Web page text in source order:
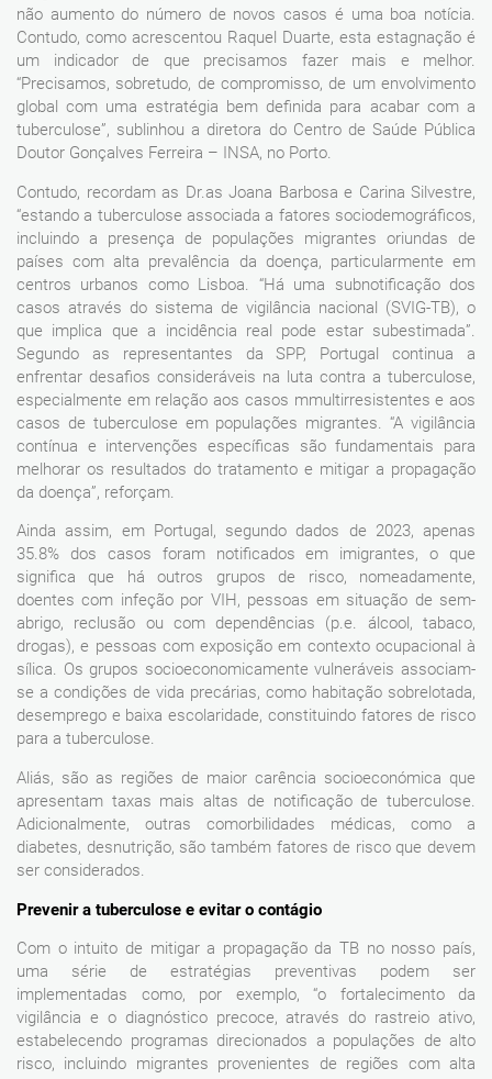
não aumento do número de novos casos é uma boa notícia.
Contudo, como acrescentou Raquel Duarte, esta estagnação é
um indicador de que precisamos fazer mais e melhor.
“Precisamos, sobretudo, de compromisso, de um envolvimento
global com uma estratégia bem definida para acabar com a
tuberculose”, sublinhou a diretora do Centro de Saúde Pública
Doutor Gonçalves Ferreira – INSA, no Porto.
Contudo, recordam as Dr.as Joana Barbosa e Carina Silvestre,
“estando a tuberculose associada a fatores sociodemográficos,
incluindo a presença de populações migrantes oriundas de
países com alta prevalência da doença, particularmente em
centros urbanos como Lisboa. “Há uma subnotificação dos
casos através do sistema de vigilância nacional (SVIG-TB), o
que implica que a incidência real pode estar subestimada”.
Segundo as representantes da SPP, Portugal continua a
enfrentar desafios consideráveis na luta contra a tuberculose,
especialmente em relação aos casos mmultirresistentes e aos
casos de tuberculose em populações migrantes. “A vigilância
contínua e intervenções específicas são fundamentais para
melhorar os resultados do tratamento e mitigar a propagação
da doença”, reforçam.
Ainda assim, em Portugal, segundo dados de 2023, apenas
35.8% dos casos foram notificados em imigrantes, o que
significa que há outros grupos de risco, nomeadamente,
doentes com infeção por VIH, pessoas em situação de sem-
abrigo, reclusão ou com dependências (p.e. álcool, tabaco,
drogas), e pessoas com exposição em contexto ocupacional à
sílica. Os grupos socioeconomicamente vulneráveis associam-
se a condições de vida precárias, como habitação sobrelotada,
desemprego e baixa escolaridade, constituindo fatores de risco
para a tuberculose.
Aliás, são as regiões de maior carência socioeconómica que
apresentam taxas mais altas de notificação de tuberculose.
Adicionalmente, outras comorbilidades médicas, como a
diabetes, desnutrição, são também fatores de risco que devem
ser considerados.
Prevenir a tuberculose e evitar o contágio
Com o intuito de mitigar a propagação da TB no nosso país,
uma série de estratégias preventivas podem ser
implementadas como, por exemplo, “o fortalecimento da
vigilância e o diagnóstico precoce, através do rastreio ativo,
estabelecendo programas direcionados a populações de alto
risco, incluindo migrantes provenientes de regiões com alta